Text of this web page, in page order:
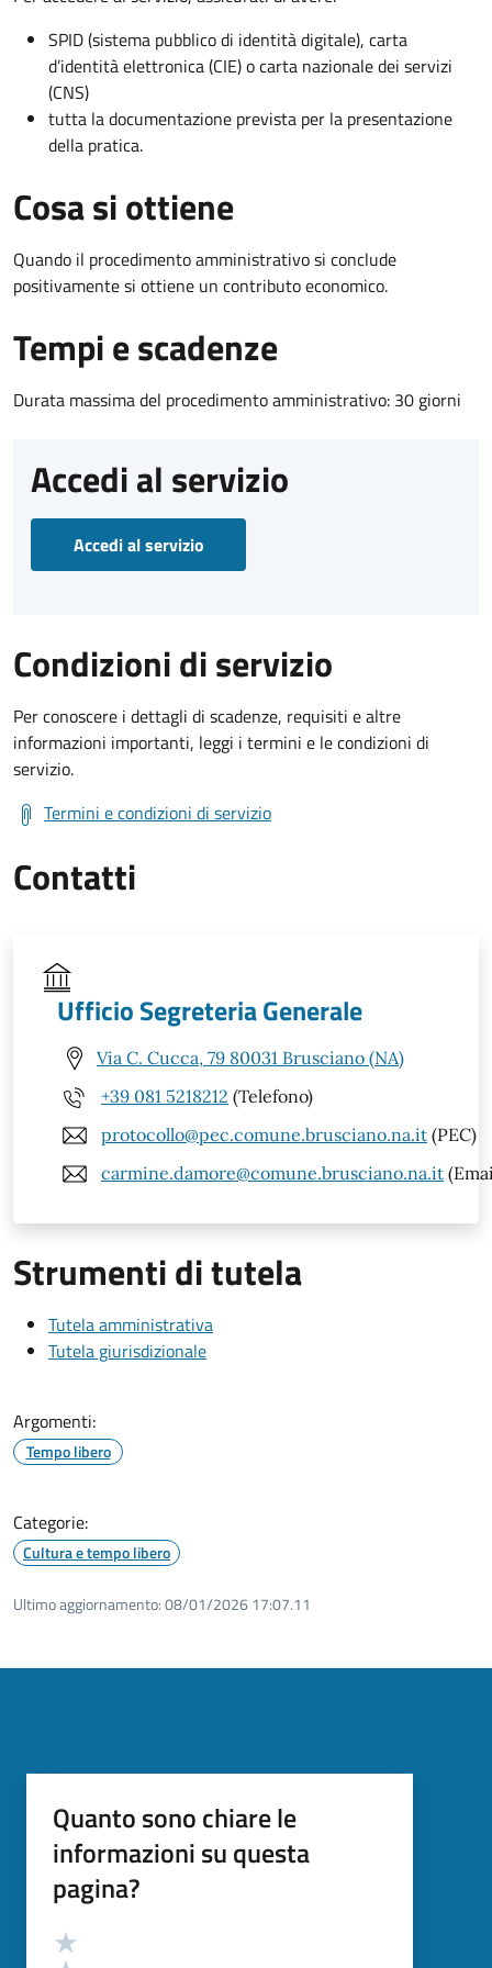
SPID (sistema pubblico di identità digitale), carta
d’identità elettronica (CIE) o carta nazionale dei servizi
(CNS)
tutta la documentazione prevista per la presentazione
della pratica.
Cosa si ottiene
Quando il procedimento amministrativo si conclude
positivamente si ottiene un contributo economico.
Tempi e scadenze
Durata massima del procedimento amministrativo: 30 giorni
Accedi al servizio
Accedi al servizio
Condizioni di servizio
Per conoscere i dettagli di scadenze, requisiti e altre
informazioni importanti, leggi i termini e le condizioni di
servizio.
Termini e condizioni di servizio
Contatti
Ufficio Segreteria Generale
Via C. Cucca, 79 80031 Brusciano (NA)
+39 081 5218212 (Telefono)
protocollo@pec.comune.brusciano.na.it (PEC)
carmine.damore@comune.brusciano.na.it
Strumenti di tutela
Tutela amministrativa
Tutela giurisdizionale
Argomenti:
Tempo libero
Categorie:
Cultura e tempo libero
Ultimo aggiornamento:08/01/2026 17:07.11
Quanto sono chiare le
informazioni su questa
pagina?
Valutazione